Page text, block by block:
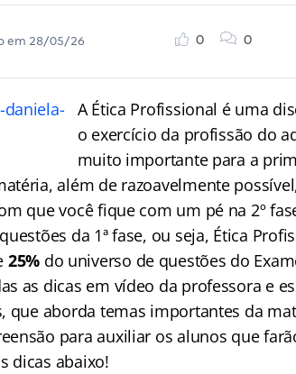
em 28/05/26
0 0
A Ética Profissional é uma
o exercício da profissão do
muito importante para a
além de razoavelmente
que você fique com um pé na 2º
da 1ª fase, ou seja, Ética
25% do universo de questões do
as dicas em vídeo da professora e
que aborda temas importantes da
para auxiliar os alunos que
dicas abaixo!